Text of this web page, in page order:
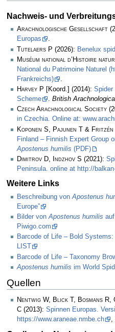
Nachweis- und
Arachnologische Gesellschaft
Europas
.
Tutelaers P (2026): Benelux
Muséum national d’Histoire
National du Patrimoine Naturel
Frankreichs)
.
Harvey P [Koord.] (2014): Spider
Scheme
. British
Czech Arachnological Society
in Czechia. Online at:
Koponen S, Pajunen T & Fritzén
Finland – Finnish Expert Group
Apostenus humilis (PDF)
Dimitrov D, Indzhov S (2021):
Peninsula. online at http://
Weitere Links
Beschreibung vonApostenus
Europe”
Bilder vonApostenus humilis
Piwigo.com
Barcode of Life – Bold
LIST
Barcode of Life – Taxonomy
Apostenus humilis im World
Quellen
Nentwig W, Blick T, Bosmans
C (2013): Spinnen Europas.
https://www.araneae.nmbe.ch
,